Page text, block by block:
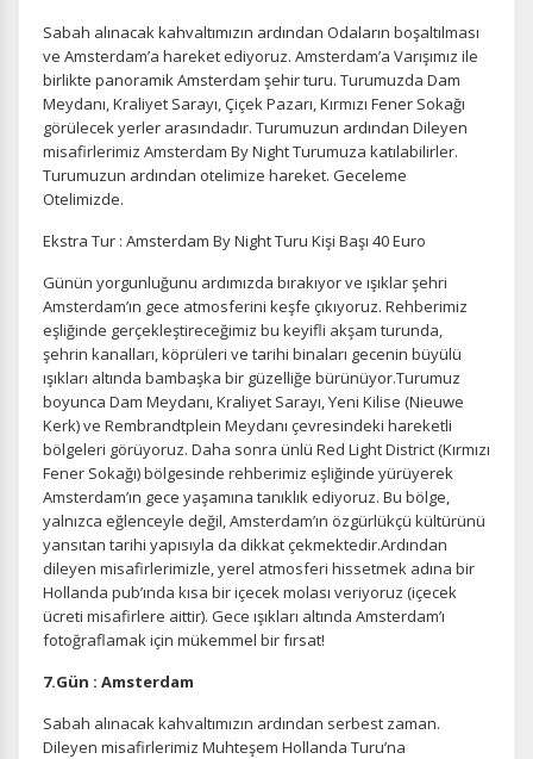
gereklidir. Bu çerezler olmadan site düzgün çalışmaz ve
devre dışı bırakılamaz.
İstatistik Çerezleri
ölçeriz. Hangi sayfaların popüler olduğunu ve
yardımcı olur.
Pazarlama Çerezleri
Size ve ilgi alanlarınıza uygun reklamlar göstermek için
kullanılır. Kapatırsanız reklamları görmeye devam
edersiniz, ancak daha az alakalı olabilirler.
Sabah alınacak kahvaltımızın ardından Odaların boşaltılması
ve Amsterdam’a hareket ediyoruz. Amsterdam’a Varışımız ile
birlikte panoramik Amsterdam şehir turu. Turumuzda Dam
Meydanı, Kraliyet Sarayı, Çiçek Pazarı, Kırmızı Fener Sokağı
görülecek yerler arasındadır. Turumuzun ardından Dileyen
misafirlerimiz Amsterdam By Night Turumuza katılabilirler.
Turumuzun ardından otelimize hareket. Geceleme
Otelimizde.
Ekstra Tur : Amsterdam By Night Turu Kişi Başı 40 Euro
Günün yorgunluğunu ardımızda bırakıyor ve ışıklar şehri
Amsterdam’ın gece atmosferini keşfe çıkıyoruz. Rehberimiz
eşliğinde gerçekleştireceğimiz bu keyifli akşam turunda,
şehrin kanalları, köprüleri ve tarihi binaları gecenin büyülü
ışıkları altında bambaşka bir güzelliğe bürünüyor.Turumuz
boyunca Dam Meydanı, Kraliyet Sarayı, Yeni Kilise (Nieuwe
Kerk) ve Rembrandtplein Meydanı çevresindeki hareketli
bölgeleri görüyoruz. Daha sonra ünlü Red Light District (Kırmızı
Fener Sokağı) bölgesinde rehberimiz eşliğinde yürüyerek
Amsterdam’ın gece yaşamına tanıklık ediyoruz. Bu bölge,
yalnızca eğlenceyle değil, Amsterdam’ın özgürlükçü kültürünü
yansıtan tarihi yapısıyla da dikkat çekmektedir.Ardından
dileyen misafirlerimizle, yerel atmosferi hissetmek adına bir
Hollanda pub’ında kısa bir içecek molası veriyoruz (içecek
ücreti misafirlere aittir). Gece ışıkları altında Amsterdam’ı
fotoğraflamak için mükemmel bir fırsat!
7.Gün : Amsterdam
Sabah alınacak kahvaltımızın ardından serbest zaman.
Dileyen misafirlerimiz Muhteşem Hollanda Turu’na